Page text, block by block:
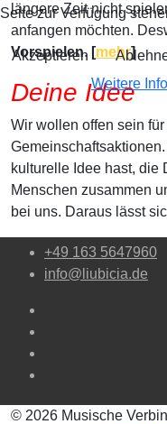
längere Zeit nicht
anfangen möchten.
Vorspielen. [mehr]
Deine Idee
Wir wollen offen sein
kulturelle Idee hast, die
Menschen zusammen
bei uns. Daraus lässt
+49 163 5647960
info@liubicia.de
© 2026 Musische
Seite zur Verfügung
Akzeptieren
Weitere